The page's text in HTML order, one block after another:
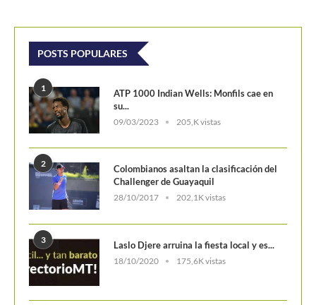
POSTS POPULARES
1
ATP 1000 Indian Wells: Monfils cae en
su...
09/03/2023 205,K vistas
2
Colombianos asaltan la clasificación del
Challenger de Guayaquil
28/10/2017 202,1K vistas
3 Laslo Djere arruina la fiesta local y es...
18/10/2020 175,6K vistas